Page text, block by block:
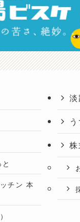
チン 本